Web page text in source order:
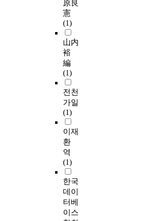
原良
憲
(1)
山内
裕
編
(1)
전천
가일
(1)
이재
환
역
(1)
한국
데이
터베
이스